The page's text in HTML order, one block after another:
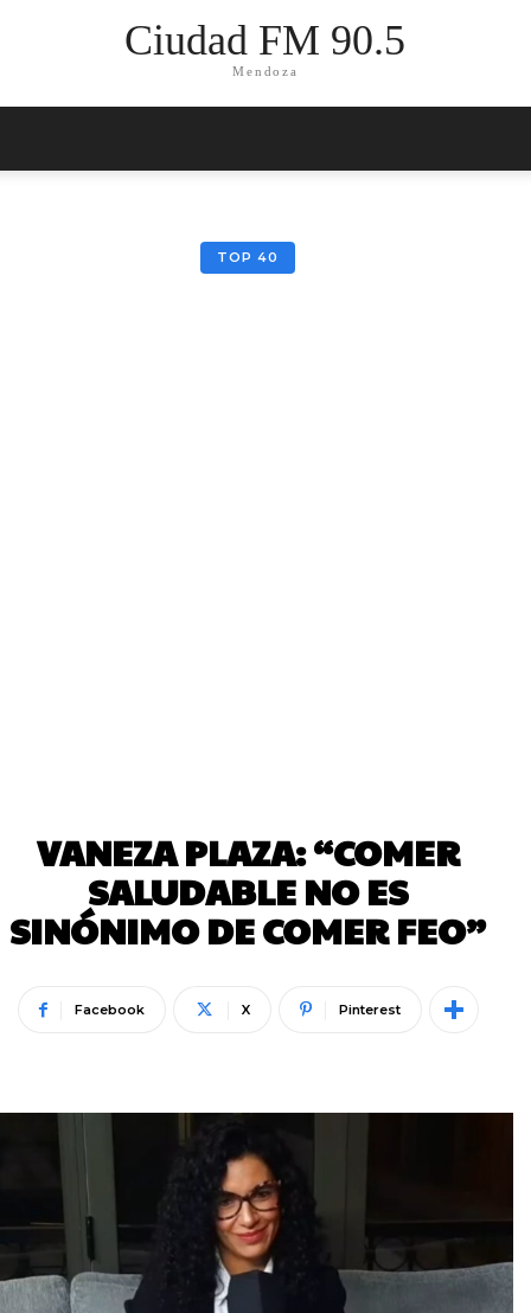
Ciudad FM 90.5
Mendoza
TOP 40
VANEZA PLAZA: “COMER
SALUDABLE NO ES
SINÓNIMO DE COMER FEO”
Facebook X Pinterest